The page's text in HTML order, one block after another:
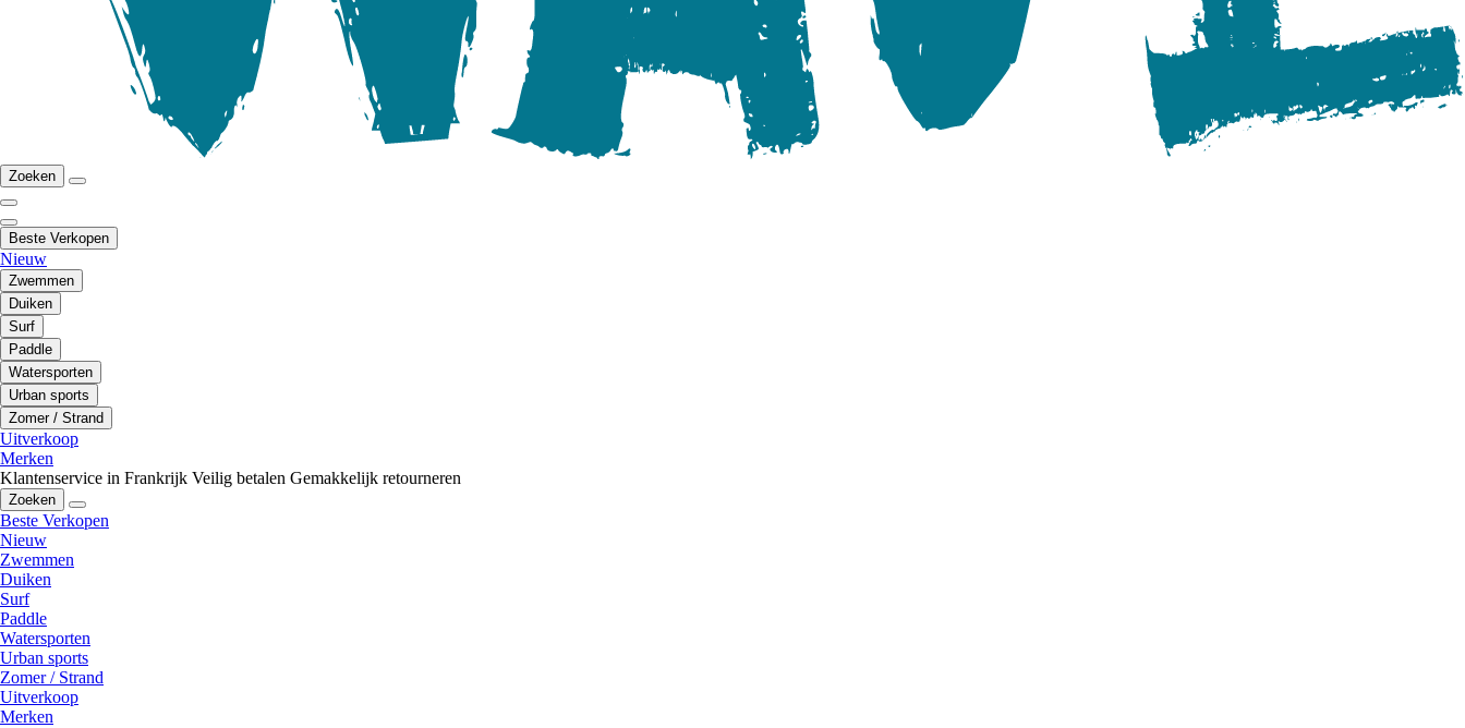
Zoeken
Beste Verkopen
Nieuw
Zwemmen
Duiken
Surf
Paddle
Watersporten
Urban sports
Zomer / Strand
Uitverkoop
Merken
Klantenservice in Frankrijk Veilig betalen Gemakkelijk retourneren
Zoeken
Beste Verkopen
Nieuw
Zwemmen
Duiken
Surf
Paddle
Watersporten
Urban sports
Zomer / Strand
Uitverkoop
Merken